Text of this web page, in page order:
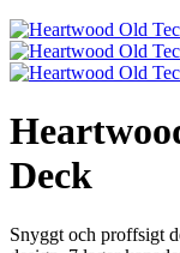
Deck
Snyggt och proffsigt